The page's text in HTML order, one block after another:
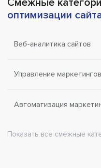
Смежные
оптимизации
Веб-аналитика сайтов
Управление
Автоматизация
Показать все смежные